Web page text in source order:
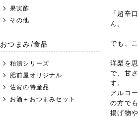
果実酢
その他
おつまみ/食品
粕漬シリーズ
肥前屋オリジナル
佐賀の特産品
お酒＋おつまみセット
「超辛
ん。
でも、
洋梨を
で、甘
す。
アルコ
の方で
揚げ物